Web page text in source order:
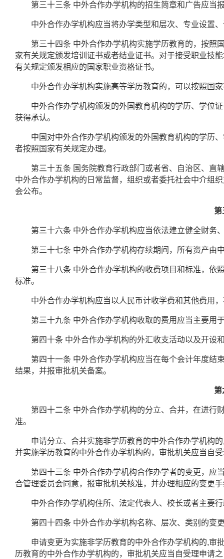
第三十三条 中外合作办学机构的招生简章和广告应当
中外合作办学机构应当将办学类型和层次、专业设置、
第三十四条 中外合作办学机构实施学历教育的，按照
家有关规定颁发培训证书或者结业证书。对于接受职业技
有关规定颁发相应的国家职业资格证书。
中外合作办学机构实施高等学历教育的，可以按照国家
中外合作办学机构颁发的外国教育机构的学历、学位证
获得承认。
中国对中外合作办学机构颁发的外国教育机构的学历、
者按照国家有关规定办理。
第三十五条 国务院教育行政部门或者省、自治区、直
中外合作办学机构的日常监督，组织或者委托社会中介组
会公布。
第三十六条 中外合作办学机构应当依法建立健全财务
第三十七条 中外合作办学机构存续期间，所有资产由
第三十八条 中外合作办学机构的收费项目和标准，依
标准。
中外合作办学机构应当以人民币计收学费和其他费用，
第三十九条 中外合作办学机构收取的费用应当主要用
第四十条 中外合作办学机构的外汇收支活动以及开设
第四十一条 中外合作办学机构应当在每个会计年度结
结果，并报审批机关备案。
第四十二条 中外合作办学机构的分立、合并，在进行
准。
申请分立、合并实施非学历教育的中外合作办学机构的
并实施学历教育的中外合作办学机构的，审批机关应当自
第四十三条 中外合作办学机构合作办学者的变更，应
合管理委员会同意，报审批机关核准，并办理相应的变更
中外合作办学机构住所、法定代表人、校长或者主要行
第四十四条 中外合作办学机构名称、层次、类别的变
申请变更为实施非学历教育的中外合作办学机构的,审
历教育的中外合作办学机构的，审批机关应当自受理申请